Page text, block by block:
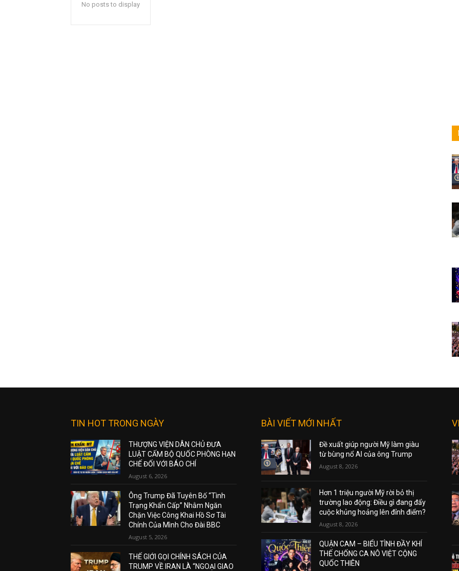
No posts to display
TIN HOT TRONG NGÀY
THƯỢNG VIỆN DÂN CHỦ ĐƯA
LUẬT CẤM BỘ QUỐC PHÒNG HẠN
CHẾ ĐỐI VỚI BÁO CHÍ
August 6, 2026
Ông Trump Đã Tuyên Bố “Tình
Trạng Khẩn Cấp” Nhằm Ngăn
Chặn Việc Công Khai Hồ Sơ Tài
Chính Của Mình Cho Đài BBC
August 5, 2026
THẾ GIỚI GỌI CHÍNH SÁCH CỦA
TRUMP VỀ IRAN LÀ “NGOẠI GIAO
BÀI VIẾT MỚI NHẤT
Đề xuất giúp người Mỹ làm giàu
từ bùng nổ AI của ông Trump
August 8, 2026
Hơn 1 triệu người Mỹ rời bỏ thị
trường lao động: Điều gì đang đẩy
cuộc khủng hoảng lên đỉnh điểm?
August 8, 2026
QUẬN CAM – BIỂU TÌNH ĐẦY KHÍ
THẾ CHỐNG CA NÔ VIỆT CỘNG
QUỐC THIÊN